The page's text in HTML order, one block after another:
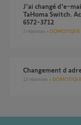
J'ai changé d'e-mail et n'ai plus accès à mon compte
TaHoma Switch.
6572-3712
2 réponses DOMOTIQUE
changement d
13 réponses